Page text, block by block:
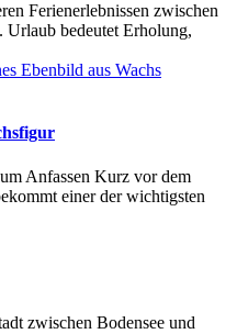
Ferienerlebnissen zwischen
bedeutet Erholung,
Anfassen Kurz vor dem
einer der wichtigsten
zwischen Bodensee und